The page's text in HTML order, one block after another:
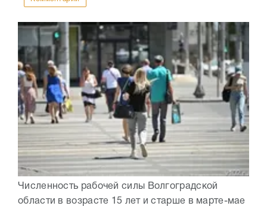
Численность рабочей силы Волгоградской
области в возрасте 15 лет и старше в марте-мае